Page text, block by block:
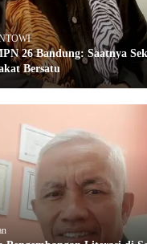
26 Bandung: Saatnya
Bersatu